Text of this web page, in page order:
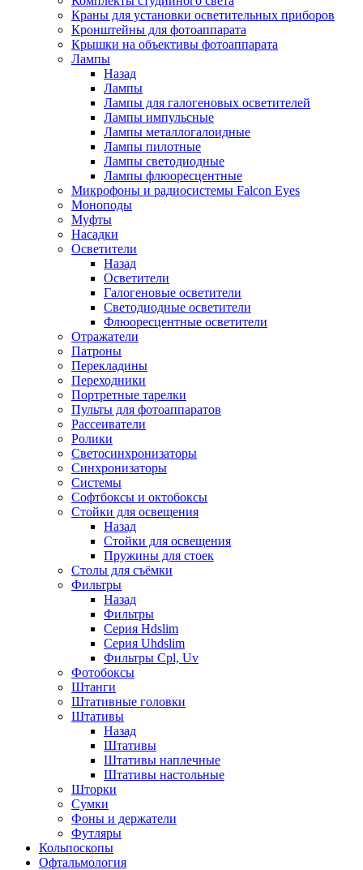
Краны для установки осветительных приборов
Кронштейны для фотоаппарата
Крышки на объективы фотоаппарата
Лампы
Назад
Лампы
Лампы для галогеновых осветителей
Лампы импульсные
Лампы металлогалоидные
Лампы пилотные
Лампы светодиодные
Лампы флюоресцентные
Микрофоны и радиосистемы Falcon Eyes
Моноподы
Муфты
Насадки
Осветители
Назад
Осветители
Галогеновые осветители
Светодиодные осветители
Флюоресцентные осветители
Отражатели
Патроны
Перекладины
Переходники
Портретные тарелки
Пульты для фотоаппаратов
Рассеиватели
Ролики
Светосинхронизаторы
Синхронизаторы
Системы
Софтбоксы и октобоксы
Стойки для освещения
Назад
Стойки для освещения
Пружины для стоек
Столы для съёмки
Фильтры
Назад
Фильтры
Серия Hdslim
Серия Uhdslim
Фильтры Cpl, Uv
Фотобоксы
Штанги
Штативные головки
Штативы
Назад
Штативы
Штативы наплечные
Штативы настольные
Шторки
Сумки
Фоны и держатели
Футляры
Кольпоскопы
Офтальмология